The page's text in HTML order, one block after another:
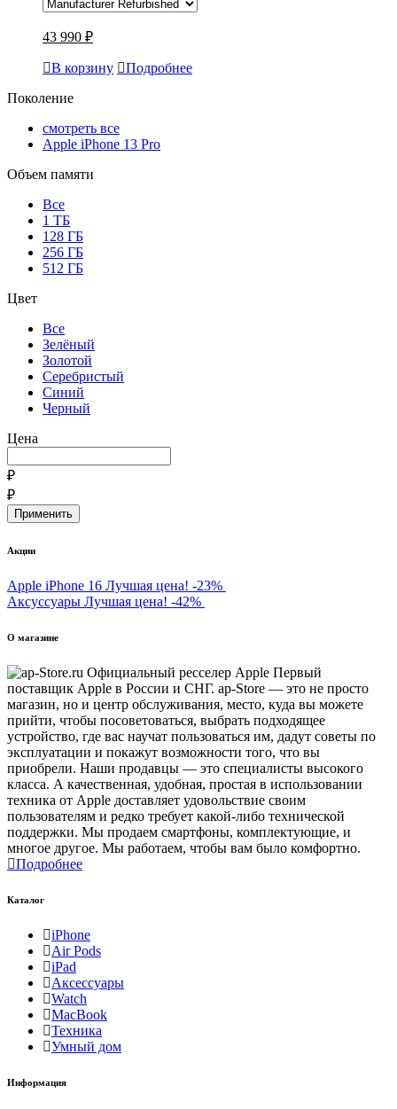
43 990 ₽
В корзину
Подробнее
Поколение
смотреть все
Apple iPhone 13 Pro
Объем памяти
Все
1 ТБ
128 ГБ
256 ГБ
512 ГБ
Цвет
Все
Зелёный
Золотой
Серебристый
Синий
Черный
Цена
₽
₽
Акции
Apple iPhone 16 Лучшая цена! -23%
Аксуссуары Лучшая цена! -42%
О магазине
Первый
поставщик Apple в России и СНГ. ap-Store — это не просто
магазин, но и центр обслуживания, место, куда вы можете
прийти, чтобы посоветоваться, выбрать подходящее
устройство, где вас научат пользоваться им, дадут советы по
эксплуатации и покажут возможности того, что вы
приобрели. Наши продавцы — это специалисты высокого
класса. А качественная, удобная, простая в использовании
техника от Apple доставляет удовольствие своим
пользователям и редко требует какой-либо технической
поддержки. Мы продаем смартфоны, комплектующие, и
многое другое. Мы работаем, чтобы вам было комфортно.
Подробнее
Каталог
iPhone
Air Pods
iPad
Аксессуары
Watch
MacBook
Техника
Умный дом
Информация